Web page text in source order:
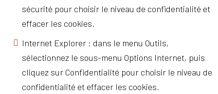
sécurité pour choisir le niveau de confidentialité et
effacer les cookies.
Internet Explorer : dans le menu Outils,
sélectionnez le sous-menu Options Internet, puis
cliquez sur Confidentialité pour choisir le niveau de
confidentialité et effacer les cookies.